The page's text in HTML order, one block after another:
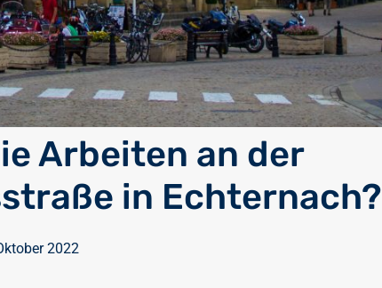
Arbeiten an der
in Echternach?
2022